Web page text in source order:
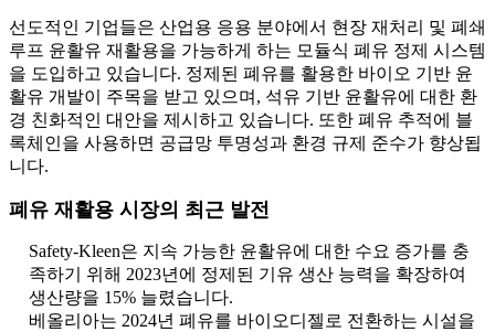
선도적인 기업들은 산업용 응용 분야에서 현장 재처리 및 폐쇄
루프 윤활유 재활용을 가능하게 하는 모듈식 폐유 정제 시스템
을 도입하고 있습니다. 정제된 폐유를 활용한 바이오 기반 윤
활유 개발이 주목을 받고 있으며, 석유 기반 윤활유에 대한 환
경 친화적인 대안을 제시하고 있습니다. 또한 폐유 추적에 블
록체인을 사용하면 공급망 투명성과 환경 규제 준수가 향상됩
니다.
폐유 재활용 시장의 최근 발전
Safety-Kleen은 지속 가능한 윤활유에 대한 수요 증가를 충
족하기 위해 2023년에 정제된 기유 생산 능력을 확장하여
생산량을 15% 늘렸습니다.
베올리아는 2024년 폐유를 바이오디젤로 전환하는 시설을